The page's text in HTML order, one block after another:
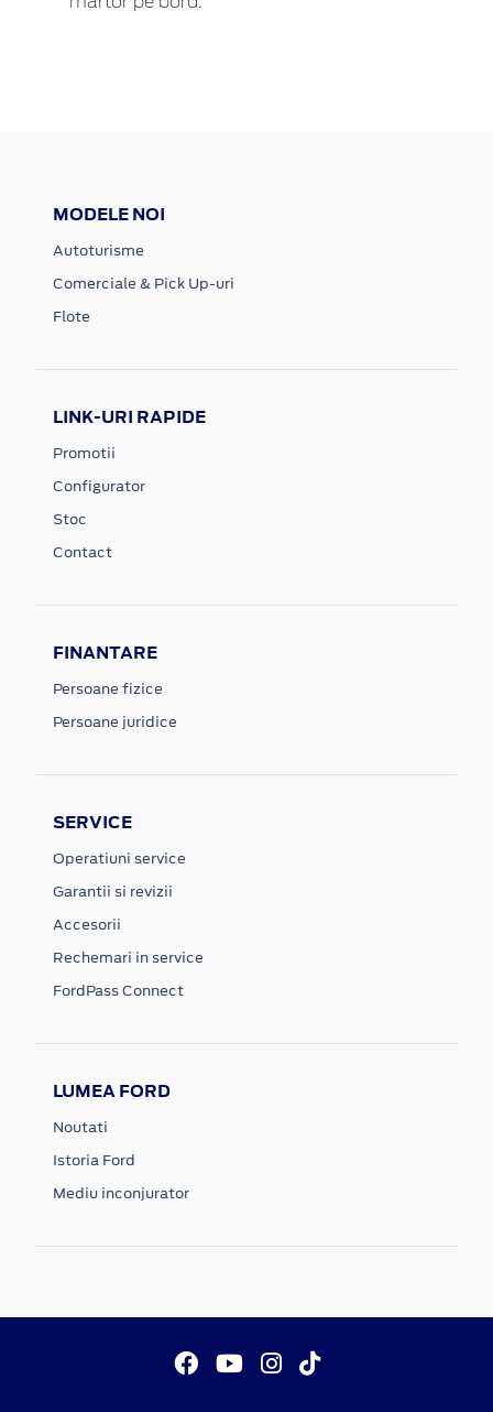
MODELE NOI
Autoturisme
Comerciale & Pick Up-uri
Flote
LINK-URI RAPIDE
Promotii
Configurator
Stoc
Contact
FINANTARE
Persoane fizice
Persoane juridice
SERVICE
Operatiuni service
Garantii si revizii
Accesorii
Rechemari in service
FordPass Connect
LUMEA FORD
Noutati
Istoria Ford
Mediu inconjurator